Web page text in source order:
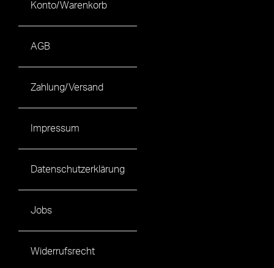
Konto/Warenkorb
AGB
Zahlung/Versand
Impressum
Datenschutzerklärung
Jobs
Widerrufsrecht